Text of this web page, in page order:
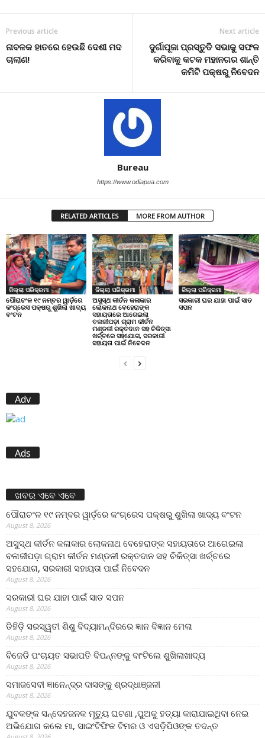
Previous article
ନାବଳକ ହାତରେ ହେଉଛି ଦେଶୀ ମଦ
ଚାଲାଣ!
Next article
ଦୁର୍ଗାପୂଜା ପ୍ରସ୍ତୁତି ସଭାକୁ ସଫଳ
କରିବାକୁ କଟକ ମହାନଗର ଶାନ୍ତି
କମିଟି ପକ୍ଷରୁ ନିବେଦନ
Bureau
https://www.odiapua.com
RELATED ARTICLES MORE FROM AUTHOR
ଜିଲ୍ଲା ପରିକ୍ରମା
ପୌରାଚଂଳ ୧୯ ନମ୍ବର ୱାର୍ଡ଼ରେ
କଂଗ୍ରେସ ପକ୍ଷରୁ ଶୁଖିଲା ଖାଦ୍ୟ
ବଂଟନ
ଜିଲ୍ଲା ପରିକ୍ରମା
ଅସୁସ୍ଥ କୀର୍ତନ କଳାକାର
ଲୋକନାଥ ବେହେରାଙ୍କ
ସହାୟତାରେ ଆଗେଇଲା
ବଳାଜୀପଡ଼ା ଗ୍ରାମ କୀର୍ତନ
ମଣ୍ଡଳୀ ରକ୍ତଦାନ ସହ ଚିକିତ୍ସା
ଖର୍ଚ୍ଚରେ ସହଯୋଗ, ସରକାରୀ
ସହାୟତା ପାଇଁ ନିବେଦନ
ଜିଲ୍ଲା ପରିକ୍ରମା
ସରକାରୀ ଘର ଯାହା ପାଇଁ ସାତ
ସପନ
Adv
Ads
ଖବର ଏବେ ଏବେ
ପୌରାଚଂଳ ୧୯ ନମ୍ବର ୱାର୍ଡ଼ରେ କଂଗ୍ରେସ ପକ୍ଷରୁ ଶୁଖିଲା ଖାଦ୍ୟ ବଂଟନ
August 8, 2026
ଅସୁସ୍ଥ କୀର୍ତନ କଳାକାର ଲୋକନାଥ ବେହେରାଙ୍କ ସହାୟତାରେ ଆଗେଇଲା
ବଳାଜୀପଡ଼ା ଗ୍ରାମ କୀର୍ତନ ମଣ୍ଡଳୀ ରକ୍ତଦାନ ସହ ଚିକିତ୍ସା ଖର୍ଚ୍ଚରେ
ସହଯୋଗ, ସରକାରୀ ସହାୟତା ପାଇଁ ନିବେଦନ
August 8, 2026
ସରକାରୀ ଘର ଯାହା ପାଇଁ ସାତ ସପନ
August 8, 2026
ତିହିଡି଼ ସରସ୍ୱତୀ ଶିଶୁ ବିଦ୍ୟାମନ୍ଦିରରେ ଜ୍ଞାନ ବିଜ୍ଞାନ ମେଳା
August 8, 2026
ବିଜେଡି ପଂଚାୟତ ସଭାପତି ବିପନ୍ନଙ୍କୁ ବାଂଟିଲେ ଶୁଖିଲାଖାଦ୍ୟ
August 8, 2026
ସମାଜସେବୀ ଜ୍ଞାନେନ୍ଦ୍ର ଦାସଙ୍କୁ ଶ୍ରଦ୍ଧାଞ୍ଜଳୀ
August 8, 2026
ଯୁବକଙ୍କ ସନ୍ଦେହଜନକ ମୃତ୍ୟୁ ଘଟଣା ,ପୁଅକୁ ହତ୍ୟା କାରାଯାଇଥିବା ନେଇ
ଅଭିଯୋଗ କଲେ ମା, ସାଇଂଟିଫିକ ଟିମର ଓ ଏସଡ଼ିପିଓଙ୍କ ତଦନ୍ତ